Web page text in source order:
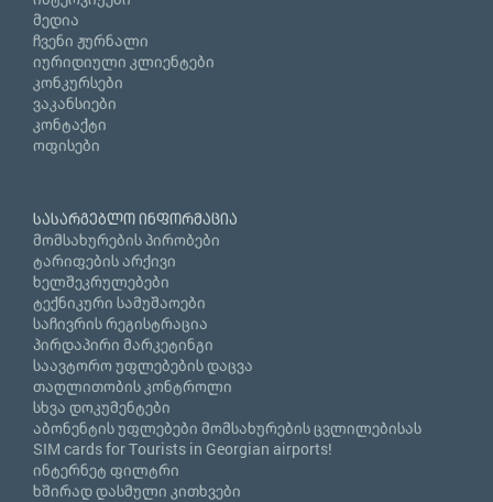
მედია
ჩვენი ჟურნალი
იურიდიული კლიენტები
კონკურსები
ვაკანსიები
კონტაქტი
ოფისები
სასარგებლო ინფორმაცია
მომსახურების პირობები
ტარიფების არქივი
ხელშეკრულებები
ტექნიკური სამუშაოები
საჩივრის რეგისტრაცია
პირდაპირი მარკეტინგი
საავტორო უფლებების დაცვა
თაღლითობის კონტროლი
სხვა დოკუმენტები
აბონენტის უფლებები მომსახურების ცვლილებისას
SIM cards for Tourists in Georgian airports!
ინტერნეტ ფილტრი
ხშირად დასმული კითხვები